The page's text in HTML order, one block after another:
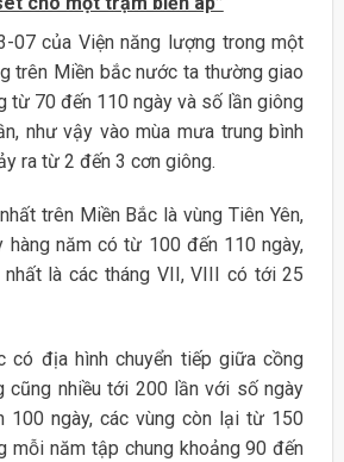
07 của Viện năng lượng trong một
trên Miền bắc nước ta thường giao
từ 70 đến 110 ngày và số lần giông
như vậy vào mùa mưa trung bình
ra từ 2 đến 3 cơn giông.
trên Miền Bắc là vùng Tiên Yên,
hàng năm có từ 100 đến 110 ngày,
nhất là các tháng VII, VIII có tới 25
có địa hình chuyển tiếp giữa cồng
cũng nhiều tới 200 lần với số ngày
100 ngày, các vùng còn lại từ 150
mỗi năm tập chung khoảng 90 đến